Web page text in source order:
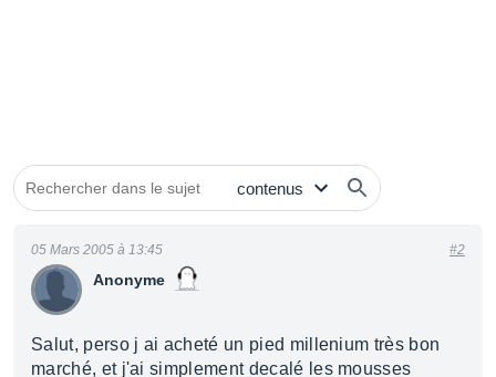
Anonyme
05 Mars 2005 à 13:45 #2
Salut, perso j ai acheté un pied millenium très bon
marché, et j'ai simplement decalé les mousses